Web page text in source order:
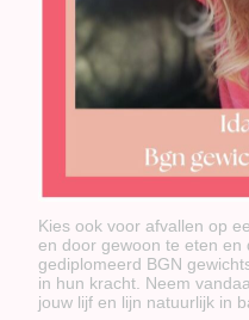
Kies ook voor afvallen op
en door gewoon te eten en
gediplomeerd BGN
in hun kracht. Neem
jouw lijf en lijn natuurlijk in